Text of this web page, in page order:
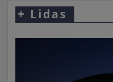
+ Lidas